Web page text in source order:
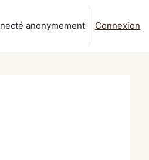
anonymement Connexion